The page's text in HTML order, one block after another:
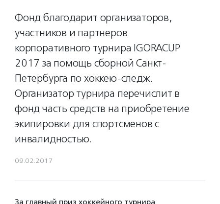
Фонд благодарит организаторов,
участников и партнеров
корпоративного турнира IGORACUP
2017 за помощь сборной Санкт-
Петербурга по хоккею-следж.
Организатор турнира перечислит в
фонд часть средств на приобретение
экипировки для спортсменов с
инвалидностью.
09.02.2017
За главный приз хоккейного турнира